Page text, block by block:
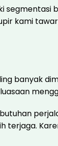
kami
banyak
terjaga.